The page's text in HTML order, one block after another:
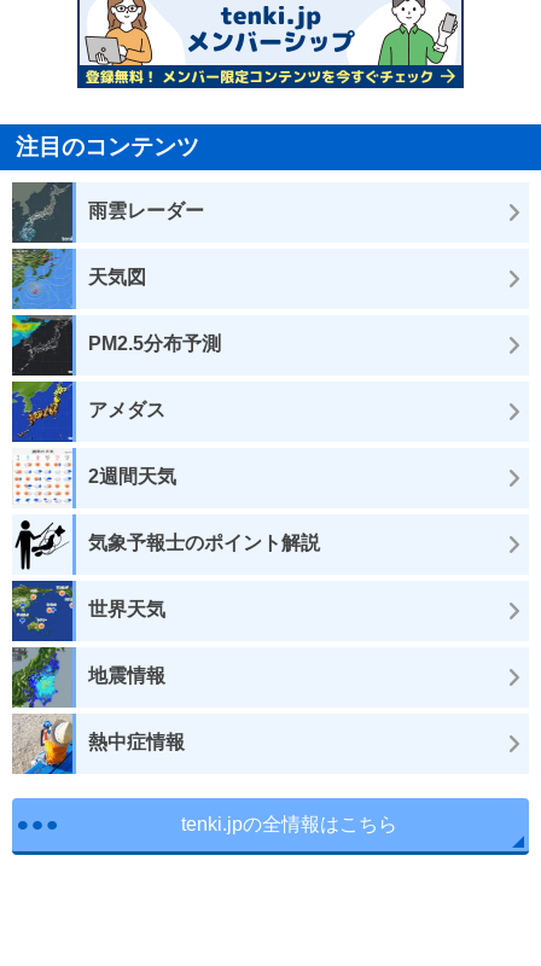
注目のコンテンツ
雨雲レーダー
天気図
PM2.5分布予測
アメダス
2週間天気
気象予報士のポイント解説
世界天気
地震情報
熱中症情報
tenki.jpの全情報はこちら